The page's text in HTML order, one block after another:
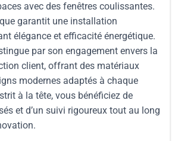
avec des fenêtres coulissantes.
garantit une installation
élégance et efficacité énergétique.
par son engagement envers la
client, offrant des matériaux
modernes adaptés à chaque
à la tête, vous bénéficiez de
et d’un suivi rigoureux tout au long